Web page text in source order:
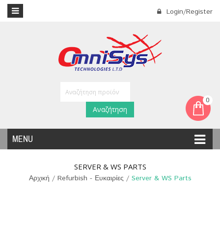
Login/Register
0
MENU
Αναζήτηση
SERVER & WS PARTS
Αρχική / Refurbish - Ευκαιρίες/ Server & WS Parts